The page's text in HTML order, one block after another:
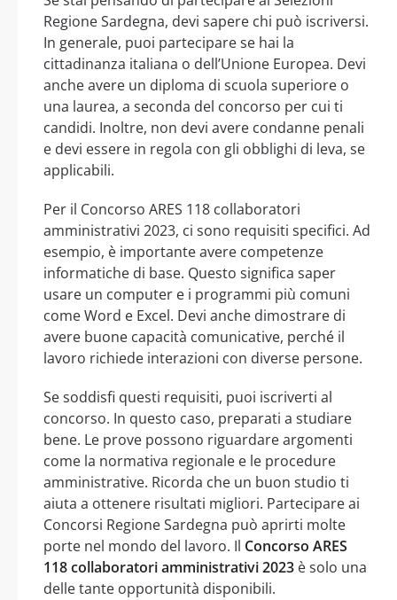
Regione Sardegna, devi sapere chi può iscriversi.
In generale, puoi partecipare se hai la
cittadinanza italiana o dell’Unione Europea. Devi
anche avere un diploma di scuola superiore o
una laurea, a seconda del concorso per cui ti
candidi. Inoltre, non devi avere condanne penali
e devi essere in regola con gli obblighi di leva, se
applicabili.
Per il Concorso ARES 118 collaboratori
amministrativi 2023, ci sono requisiti specifici. Ad
esempio, è importante avere competenze
informatiche di base. Questo significa saper
usare un computer e i programmi più comuni
come Word e Excel. Devi anche dimostrare di
avere buone capacità comunicative, perché il
lavoro richiede interazioni con diverse persone.
Se soddisfi questi requisiti, puoi iscriverti al
concorso. In questo caso, preparati a studiare
bene. Le prove possono riguardare argomenti
come la normativa regionale e le procedure
amministrative. Ricorda che un buon studio ti
aiuta a ottenere risultati migliori. Partecipare ai
Concorsi Regione Sardegna può aprirti molte
porte nel mondo del lavoro. Il Concorso ARES
118 collaboratori amministrativi 2023 è solo una
delle tante opportunità disponibili.